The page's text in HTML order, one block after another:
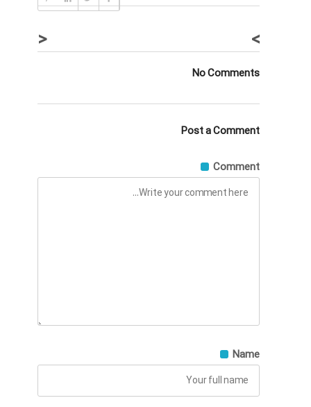
< >
No Comments
Post a Comment
Comment
Name